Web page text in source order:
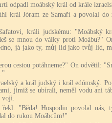
odpadl moábský král od krále
král Jóram ze Samaří a povolal do
králi judskému: "Moábský
se mnou do války proti Moábu?"
já jako ty, můj lid jako tvůj lid,
cestou potáhneme?" On odvětil:
a král judský i král edómský.
jimiž se ubírali, neměl vodu ani
voji.
řekl: "Běda! Hospodin povolal nás,
do rukou Moábcům!"